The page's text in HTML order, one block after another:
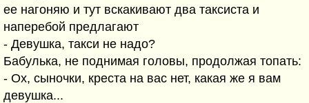
ее нагоняю и тут вскакивают два таксиста и
наперебой предлагают
- Девушка, такси не надо?
Бабулька, не поднимая головы, продолжая топать:
- Ох, сыночки, креста на вас нет, какая же я вам
девушка...